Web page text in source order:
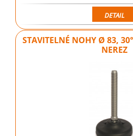
DETAIL
STAVITELNÉ NOHY Ø 83,
NEREZ